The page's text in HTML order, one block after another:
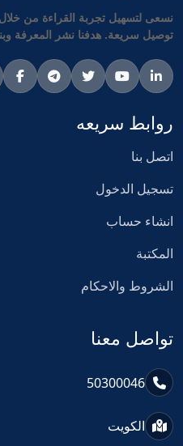
نسعى لتسهيل تجربة القراءة من
توصيل سريعة. هدفنا نشر المعرفة
روابط سريعه
اتصل بنا
تسجيل الدخول
انشاء حساب
المكتبة
الشروط والاحكام
تواصل معنا
50300046
الكويت